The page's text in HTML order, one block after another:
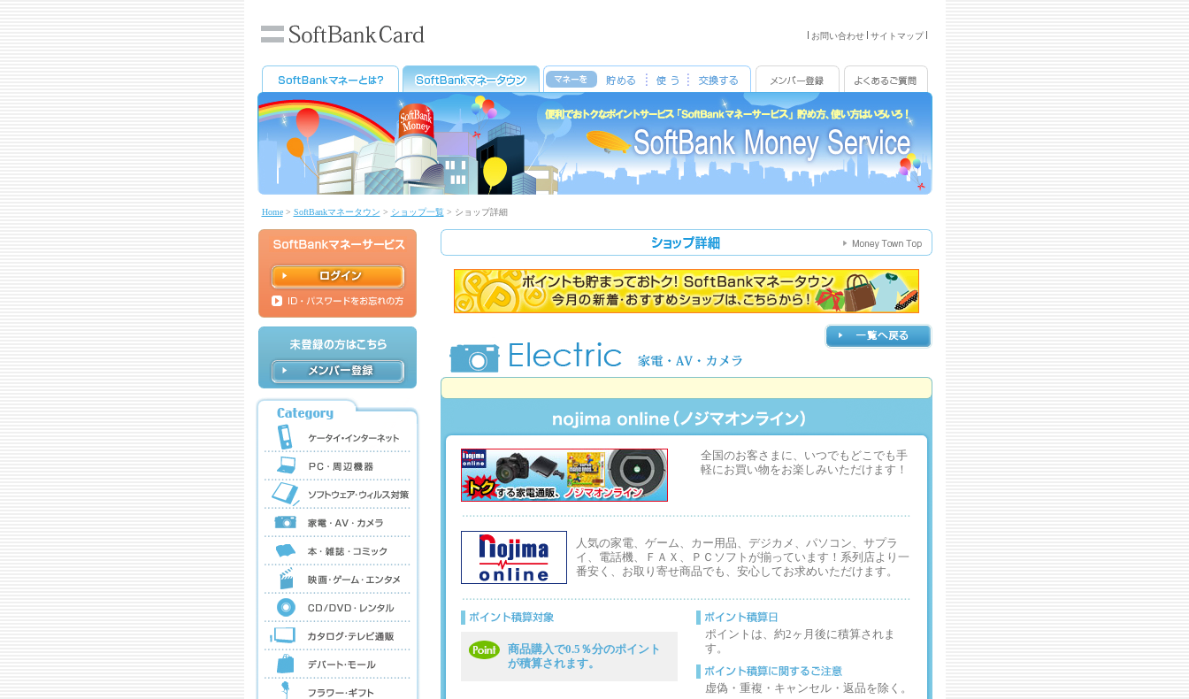
お問い合わせ サイトマップ
Home> SoftBankマネータウン > ショップ一覧> ショップ詳細
全国のお客さまに、いつでもどこでも手
軽にお買い物をお楽しみいただけます！
人気の家電、ゲーム、カー用品、デジカメ、パソコン、サプラ
イ、電話機、ＦＡＸ、ＰＣソフトが揃っています！系列店より一
番安く、お取り寄せ商品でも、安心してお求めいただけます。
商品購入で0.5％分のポイント
が積算されます。
ポイントは、約2ヶ月後に積算されま
す。
虚偽・重複・キャンセル・返品を除く。